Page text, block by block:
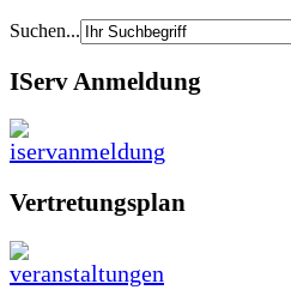
Suchen...
IServ Anmeldung
Vertretungsplan